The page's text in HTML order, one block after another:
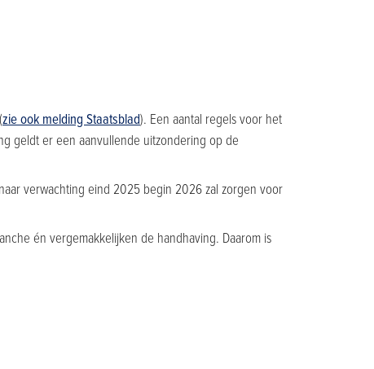
zie ook melding Staatsblad). Een aantal regels voor het
geldt er een aanvullende uitzondering op de
verwachting eind 2025 begin 2026 zal zorgen voor
én vergemakkelijken de handhaving. Daarom is